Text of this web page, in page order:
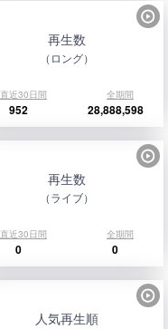
再生数
（ロング）
直近30日間 全期間
952 28,888,598
再生数
（ライブ）
直近30日間 全期間
0 0
人気再生順